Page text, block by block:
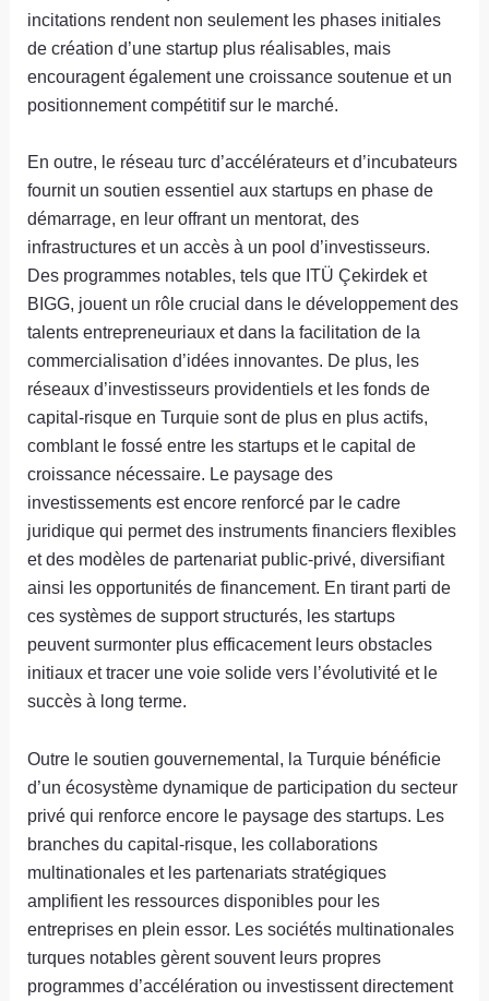
incitations rendent non seulement les phases initiales
de création d’une startup plus réalisables, mais
encouragent également une croissance soutenue et un
positionnement compétitif sur le marché.
En outre, le réseau turc d’accélérateurs et d’incubateurs
fournit un soutien essentiel aux startups en phase de
démarrage, en leur offrant un mentorat, des
infrastructures et un accès à un pool d’investisseurs.
Des programmes notables, tels que ITÜ Çekirdek et
BIGG, jouent un rôle crucial dans le développement des
talents entrepreneuriaux et dans la facilitation de la
commercialisation d’idées innovantes. De plus, les
réseaux d’investisseurs providentiels et les fonds de
capital-risque en Turquie sont de plus en plus actifs,
comblant le fossé entre les startups et le capital de
croissance nécessaire. Le paysage des
investissements est encore renforcé par le cadre
juridique qui permet des instruments financiers flexibles
et des modèles de partenariat public-privé, diversifiant
ainsi les opportunités de financement. En tirant parti de
ces systèmes de support structurés, les startups
peuvent surmonter plus efficacement leurs obstacles
initiaux et tracer une voie solide vers l’évolutivité et le
succès à long terme.
Outre le soutien gouvernemental, la Turquie bénéficie
d’un écosystème dynamique de participation du secteur
privé qui renforce encore le paysage des startups. Les
branches du capital-risque, les collaborations
multinationales et les partenariats stratégiques
amplifient les ressources disponibles pour les
entreprises en plein essor. Les sociétés multinationales
turques notables gèrent souvent leurs propres
programmes d’accélération ou investissent directement